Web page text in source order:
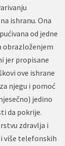
ishranu. Ona
od jedne
obrazloženjem
jer propisane
ove ishrane
njegu i pomoć
jedino
da pokrije.
zdravlja i
i više telefonskih